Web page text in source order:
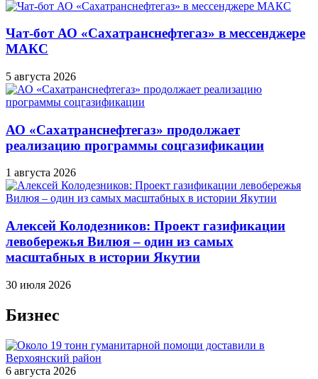
Чат-бот АО «Сахатранснефтегаз» в мессенджере
МАКС
5 августа 2026
АО «Сахатранснефтегаз» продолжает
реализацию программы соцгазификации
1 августа 2026
Алексей Колодезников: Проект газификации
левобережья Вилюя – один из самых
масштабных в истории Якутии
30 июля 2026
Бизнес
6 августа 2026